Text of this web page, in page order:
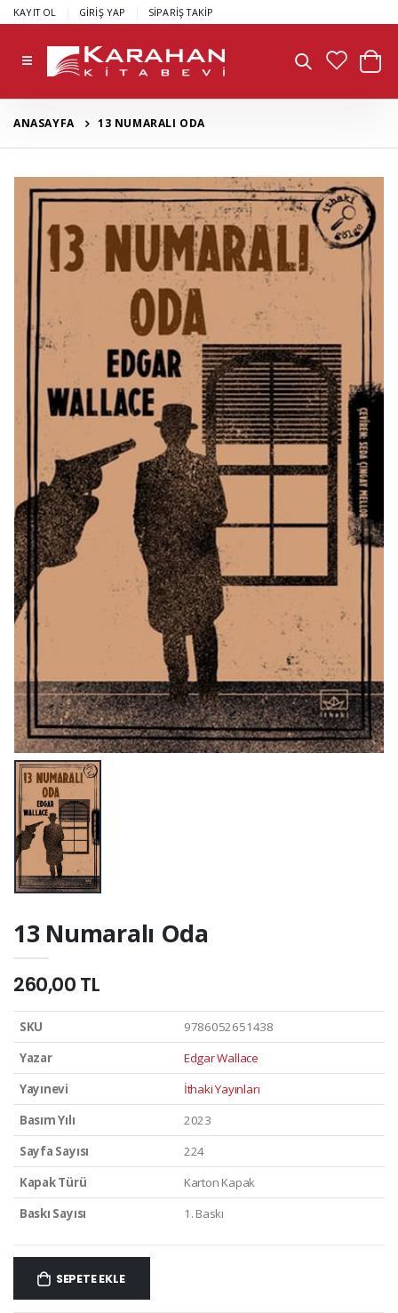
KAYIT OL GİRİŞ YAP SİPARİŞ TAKİP
ANASAYFA 13 NUMARALI ODA
13 Numaralı Oda
260,00 TL
SKU
9786052651438
Yazar
Edgar Wallace
Yayınevi
İthaki Yayınları
Basım Yılı
2023
Sayfa Sayısı
224
Kapak Türü
Karton Kapak
Baskı Sayısı
1. Baskı
SEPETE EKLE